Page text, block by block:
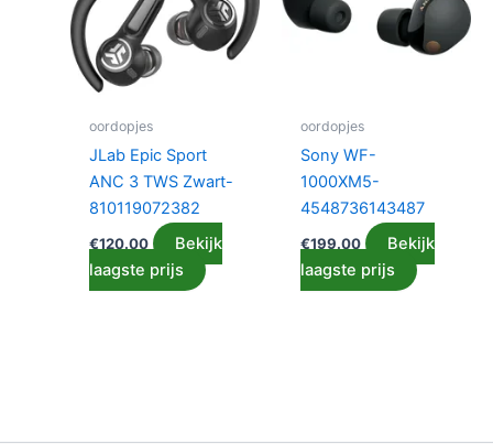
oordopjes
JLab Epic Sport
ANC 3 TWS Zwart-
810119072382
€120.00
Bekijk
laagste prijs
oordopjes
Sony WF-
1000XM5-
4548736143487
€199.00
Bekijk
laagste prijs